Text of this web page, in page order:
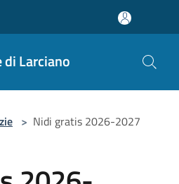
di Larciano
> Nidi gratis 2026-2027